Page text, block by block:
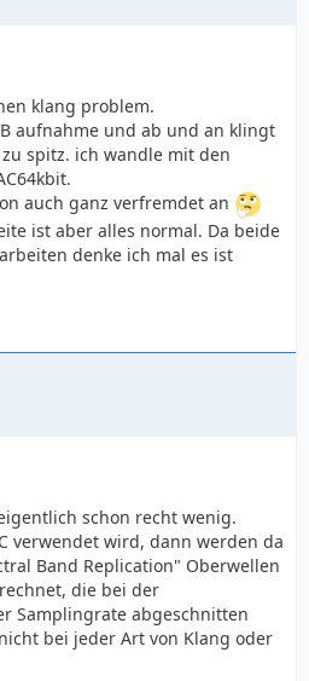
klang problem.
aufnahme und ab und an klingt
spitz. ich wandle mit den
auch ganz verfremdet an
ist aber alles normal. Da beide
denke ich mal es ist
schon recht wenig.
verwendet wird, dann werden da
Band Replication" Oberwellen
die bei der
Samplingrate abgeschnitten
bei jeder Art von Klang oder